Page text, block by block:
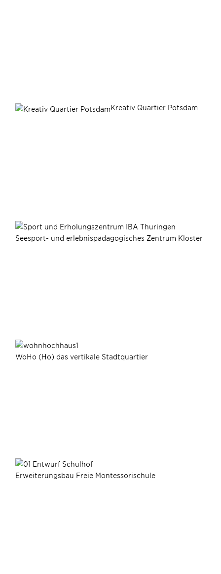
Kreativ Quartier Potsdam
Seesport- und erlebnispädagogisches Zentrum Kloster
WoHo (Ho) das vertikale Stadtquartier
Erweiterungsbau Freie Montessorischule